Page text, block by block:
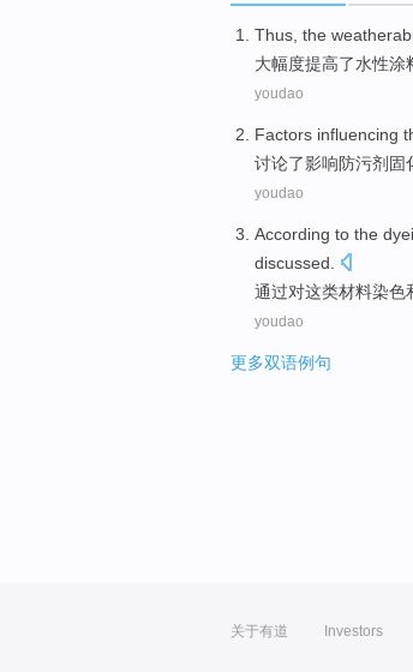
Thus, the
大幅度提高了水性涂
youdao
Factors influencing
讨论了影响防污剂 固
youdao
According to the
discussed
通过对这类材料染色
youdao
更多双语例句
关于有道 Investors